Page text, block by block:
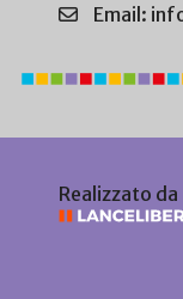
Email:
Realizzato da